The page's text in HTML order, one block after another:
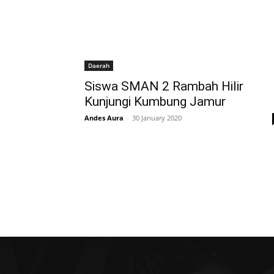
Daerah
Siswa SMAN 2 Rambah Hilir
Kunjungi Kumbung Jamur
Andes Aura - 30 January 2020